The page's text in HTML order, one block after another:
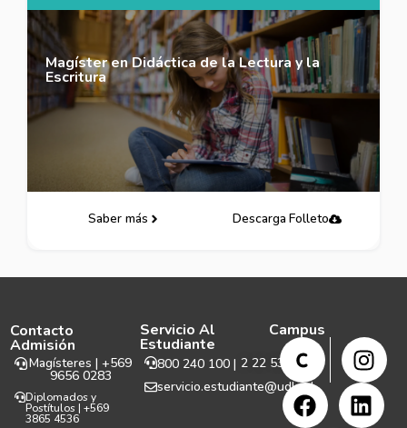
Magíster en Didáctica de la Lectura y la
Escritura
Saber más Descarga Folleto
Contacto
Admisión
Magísteres | +569
9656 0283
Diplomados y
Postítulos | +569
3865 4536
Servicio Al
Estudiante
800 240 100 | 2 22 531 999
servicio.estudiante@udla.cl
Campus